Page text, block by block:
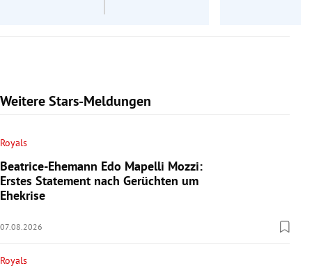
Weitere Stars-Meldungen
Royals
Beatrice-Ehemann Edo Mapelli Mozzi:
Erstes Statement nach Gerüchten um
Ehekrise
07.08.2026
Royals